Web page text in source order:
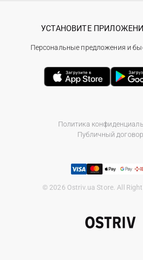
Политика
Публичный договор
© 2026 Ostriv.ua Store. All
УСТАНОВИТЕ
Персональные предложения и